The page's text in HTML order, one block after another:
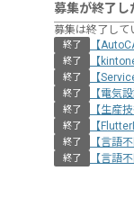
募集が終了し
募集は終了して
終了 【
終了 【
終了 【
終了 【電気
終了 【生産
終了 【
終了 【言語
終了 【言語